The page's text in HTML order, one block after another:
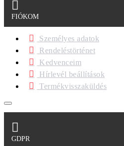
FIÓKOM
Személyes adatok
Rendeléstörténet
Kedvenceim
Hírlevél beállítások
Termékvisszaküldés
GDPR